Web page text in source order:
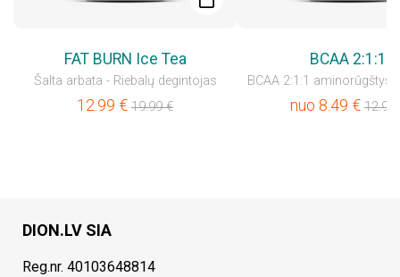
FAT BURN Ice Tea
Šalta arbata - Riebalų degintojas
12.99 € 19.99€
BCAA 2:1:1
BCAA 2:1:1 aminorūgštys
nuo 8.49 € 12.99
DION.LV SIA
Reg.nr. 40103648814